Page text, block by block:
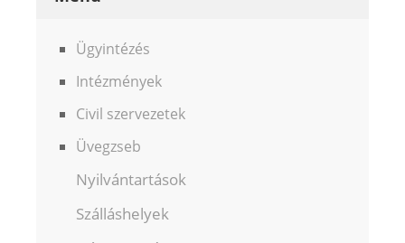
Ügyintézés
Intézmények
Civil szervezetek
Üvegzseb
Nyilvántartások
Szálláshelyek